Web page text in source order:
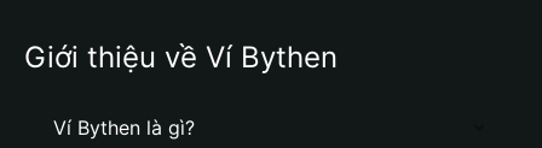
Giới thiệu về Ví Bythen
Ví Bythen là gì?